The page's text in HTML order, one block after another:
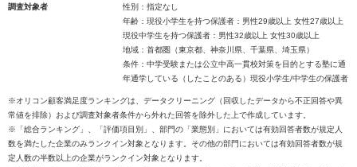
調査対象者
性別：指定なし
年齢：現役小学生を持つ保護者：男性29歳以上 女性27歳以上
現役中学生を持つ保護者：男性32歳以上 女性30歳以上
地域：首都圏（東京都、神奈川県、千葉県、埼玉県）
条件：中学受験または公立中高一貫校対策を目的とする塾に通
年通学している（したことのある）現役小学生/中学生の保護者
※オリコン顧客満足度ランキングは、データクリーニング（回収したデータから不正回答や異
常値を排除）および調査対象者条件から外れた回答を除外した上で作成しています。
※「総合ランキング」、「評価項目別」、部門の「業態別」においては有効回答者数が規定人
数を満たした企業のみランクイン対象となります。その他の部門においては有効回答者数が規
定人数の半数以上の企業がランクイン対象となります。